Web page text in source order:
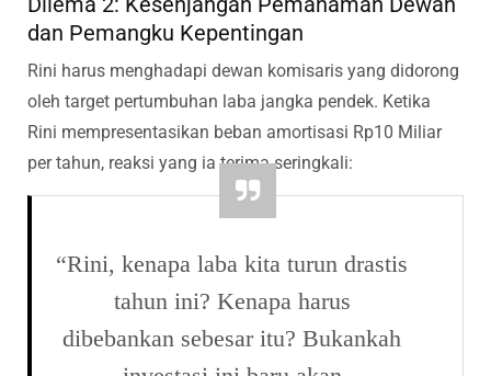
dan Pemangku Kepentingan
Rini harus menghadapi dewan komisaris yang didorong
oleh target pertumbuhan laba jangka pendek. Ketika
Rini mempresentasikan beban amortisasi Rp10 Miliar
per tahun, reaksi yang ia terima seringkali:
“Rini, kenapa laba kita turun drastis
tahun ini? Kenapa harus
dibebankan sebesar itu? Bukankah